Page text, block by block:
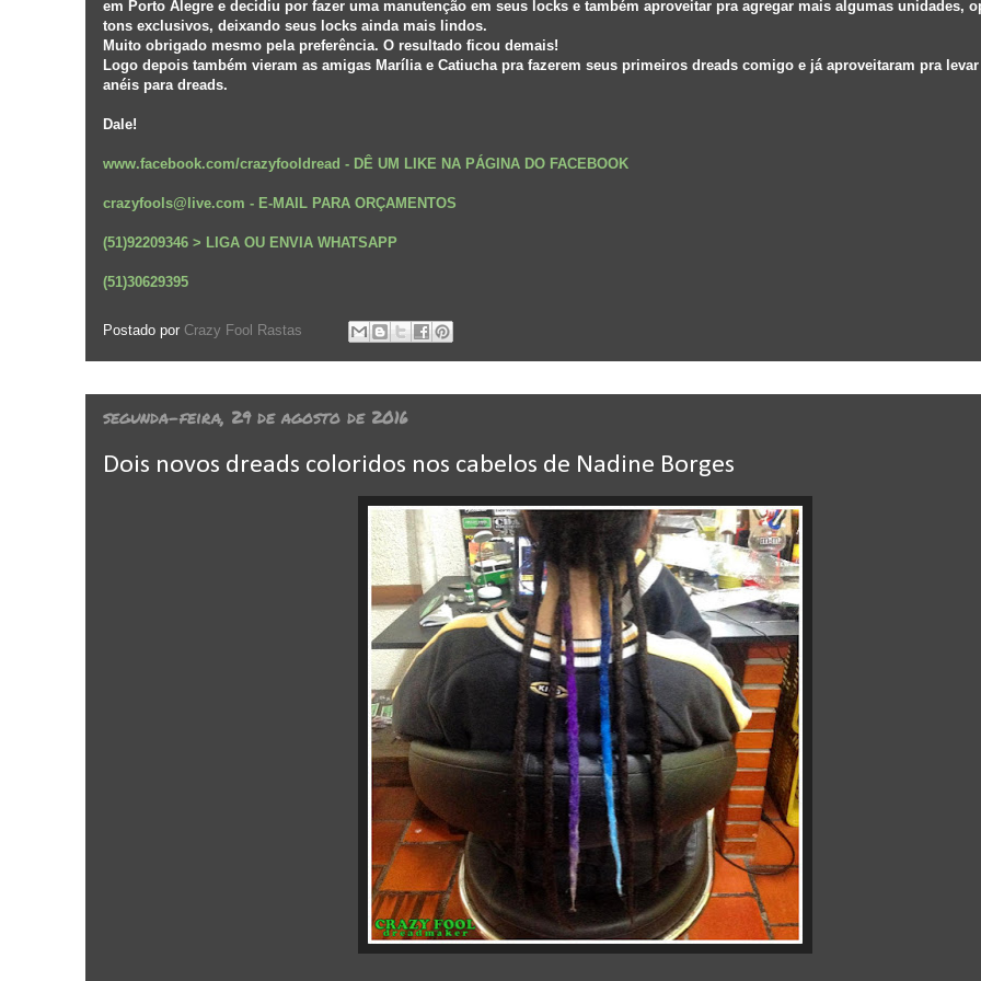
em Porto Alegre e decidiu por fazer uma manutenção em seus locks e também aproveitar pra agregar mais algumas unidades,
tons exclusivos, deixando seus locks ainda mais lindos.
Muito obrigado mesmo pela preferência. O resultado ficou demais!
Logo depois também vieram as amigas Marília e Catiucha pra fazerem seus primeiros dreads comigo e já aproveitaram pra
anéis para dreads.
Dale!
www.facebook.com/crazyfooldread - DÊ UM LIKE NA PÁGINA DO FACEBOOK
crazyfools@live.com - E-MAIL PARA ORÇAMENTOS
(51)92209346 > LIGA OU ENVIA WHATSAPP
(51)30629395
Postado por Crazy Fool Rastas
segunda-feira, 29 de agosto de 2016
Dois novos dreads coloridos nos cabelos de Nadine Borges